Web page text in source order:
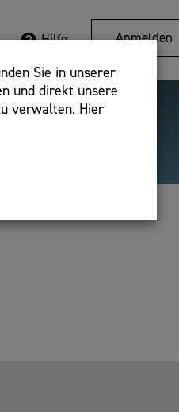
Sie in unserer
und direkt unsere
verwalten. Hier
Hilfe Anmelden
Detailsuche